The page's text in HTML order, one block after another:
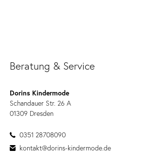
Beratung & Service
Dorins Kindermode
Schandauer Str. 26 A
01309 Dresden
0351 28708090
kontakt@dorins-kindermode.de